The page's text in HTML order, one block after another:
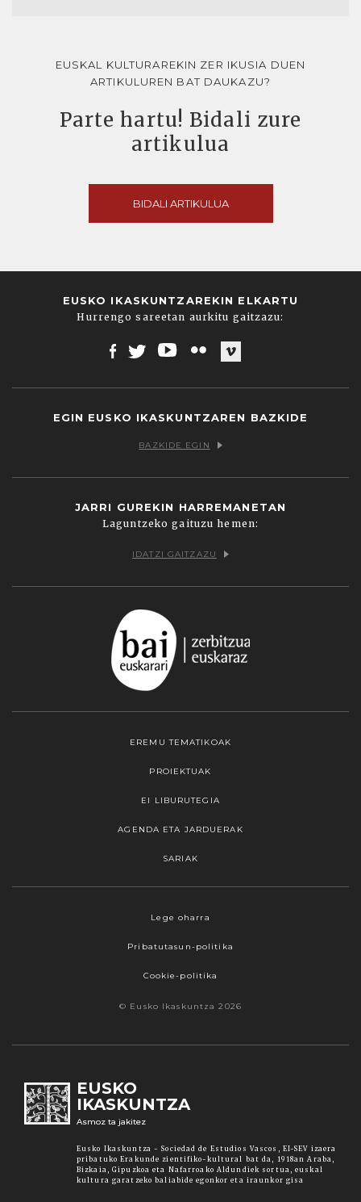
EUSKAL KULTURAREKIN ZER IKUSIA DUEN
ARTIKULUREN BAT DAUKAZU?
Parte hartu! Bidali zure
artikulua
BIDALI ARTIKULUA
EUSKO IKASKUNTZAREKIN ELKARTU
Hurrengo sareetan aurkitu gaitzazu:
EGIN EUSKO IKASKUNTZAREN BAZKIDE
BAZKIDE EGIN
JARRI GUREKIN HARREMANETAN
Laguntzeko gaituzu hemen:
IDATZI GAITZAZU
EREMU TEMATIKOAK
PROIEKTUAK
EI LIBURUTEGIA
AGENDA ETA JARDUERAK
SARIAK
Lege oharra
Pribatutasun-politika
Cookie-politika
© Eusko Ikaskuntza 2026
EUSKO
IKASKUNTZA
Asmoz ta jakitez
Eusko Ikaskuntza - Sociedad de Estudios Vascos, EI-SEV izaera
pribatuko Erakunde zientifiko-kultural bat da, 1918an Araba,
Bizkaia, Gipuzkoa eta Nafarroako Aldundiek sortua, euskal
kultura garatzeko baliabide egonkor eta iraunkor gisa
Webgune honek cookieak erabiltzen ditu,
nabigatzeko nahiago duzun cookie aukera.
Guztiz desaktibatzea ere hauta dezakezu.
"konfigurazioa" aukeran. "Onartzen dut" botoia
cookie politika onartzen duzula adierazten ari
gehiago lortzeko.
Onartu